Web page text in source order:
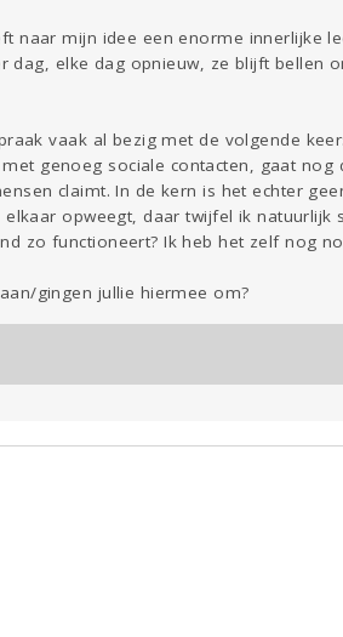
naar mijn idee een enorme innerlijke
elke dag opnieuw, ze blijft bellen
vaak al bezig met de volgende
genoeg sociale contacten, gaat
claimt. In de kern is het echter
opweegt, daar twijfel ik natuurlijk
zo functioneert? Ik heb het zelf nog
gingen jullie hiermee om?